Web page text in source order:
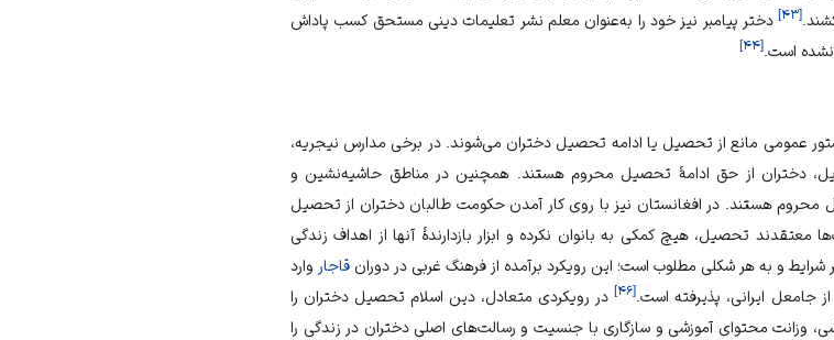
[۴۳]دختر پیامبر نیز خود را به‌عنوان معلم نشر تعلیمات دینی مستحق کسب پاداش
است. [۴۴]
عمومی مانع از تحصیل یا ادامه تحصیل دختران می‌شوند. در برخی مدارس نیجریه،
برزیل، دختران از حق ادامهٔ تحصیل محروم هستند. همچنین در مناطق حاشیه‌نشین و
از دختران از تحصیل محروم هستند. در افغانستان نیز با روی کار آمدن حکومت طالبان دختران از تحصیل
تحصیل، هیچ کمکی به بانوان نکرده و ابزار بازدارندهٔ آنها از اهداف زندگی
و به هر شکلی مطلوب است؛ این رویکرد برآمده از فرهنگ غربی در دوران قاجار وارد
ایرانی، پذیرفته است.[۴۶]در رویکردی متعادل، دین اسلام تحصیل دختران را
وزانت محتوای آموزشی و سازگاری با جنسیت و رسالت‌های اصلی دختران در زندگی را